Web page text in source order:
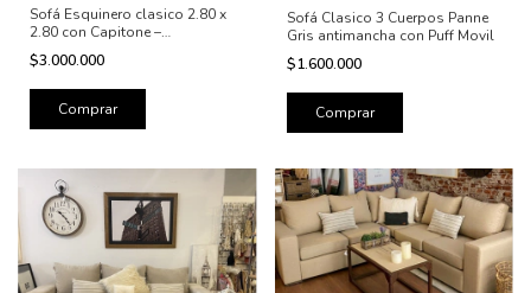
Sofá Esquinero clasico 2.80 x
2.80 con Capitone –
Almohadon Tirado Diseño
Amplio y Súper Confortable
$3.000.000
Sofá Clasico 3 Cuerpos Panne
Gris antimancha con Puff Movil
$1.600.000